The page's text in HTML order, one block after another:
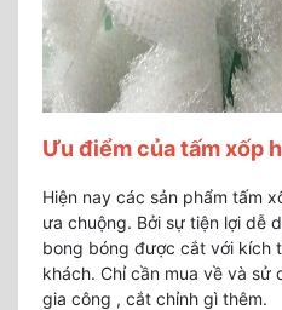
Ưu điểm của tấm xốp
Hiện nay các sản phẩm tấm
ưa chuộng. Bởi sự tiện lợi dễ
bong bóng được cắt với kích
khách. Chỉ cần mua về và
gia công , cắt chỉnh gì thêm.